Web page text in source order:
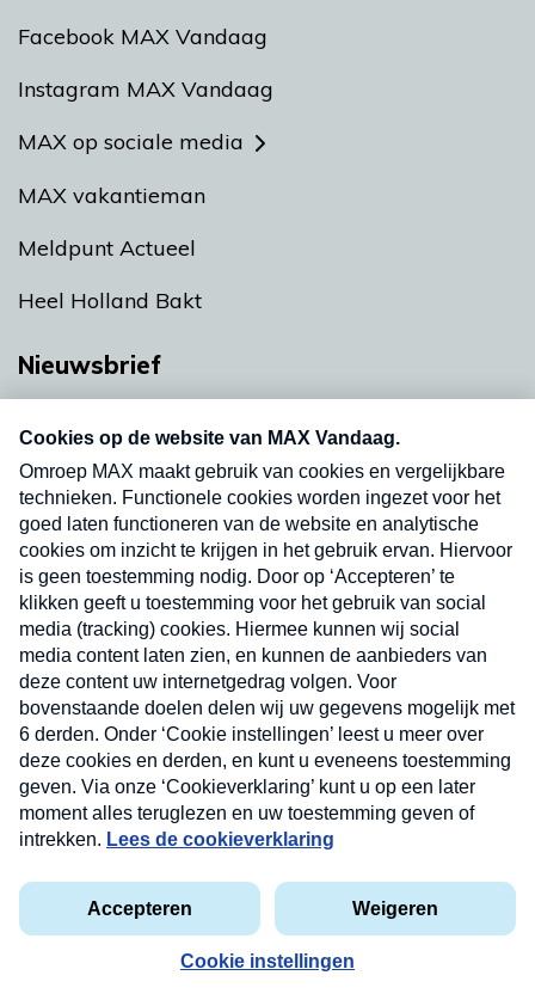
Facebook MAX Vandaag
Instagram MAX Vandaag
MAX op sociale media
MAX vakantieman
Meldpunt Actueel
Heel Holland Bakt
Nieuwsbrief
nieuwsbrief. Elke vrijdag- en dinsdagochtend in
uw mailbox.
Verzend
Privacyverklaring
Kwetsbaarheid melden
Copyright © 2026 MAX Vandaag -Omroep MAX
Nieuwsbrief
Neem hier een gratis abonnement op onze
nieuwsbrief. Elke vrijdag- en dinsdagochtend in uw